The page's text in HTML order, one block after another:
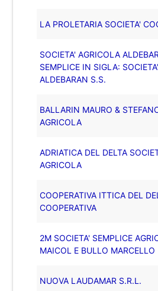
LA PROLETARIA SOCIETA'
SOCIETA' AGRICOLA
SEMPLICE IN SIGLA:
ALDEBARAN S.S.
BALLARIN MAURO &
AGRICOLA
ADRIATICA DEL DELTA
AGRICOLA
COOPERATIVA ITTICA DEL
COOPERATIVA
2M SOCIETA' SEMPLICE
MAICOL E BULLO MARCELLO
NUOVA LAUDAMAR S.R.L.